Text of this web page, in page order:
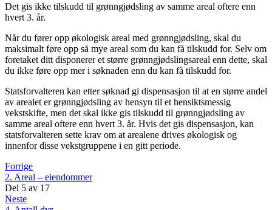
Det gis ikke tilskudd til grønngjødsling av samme areal oftere enn
hvert 3. år.
Når du fører opp økologisk areal med grønngjødsling, skal du
maksimalt føre opp så mye areal som du kan få tilskudd for. Selv om
foretaket ditt disponerer et større grønngjødslingsareal enn dette, skal
du ikke føre opp mer i søknaden enn du kan få tilskudd for.
Statsforvalteren kan etter søknad gi dispensasjon til at en større andel
av arealet er grønngjødsling av hensyn til et hensiktsmessig
vekstskifte, men det skal ikke gis tilskudd til grønngjødsling av
samme areal oftere enn hvert 3. år. Hvis det gis dispensasjon, kan
statsforvalteren sette krav om at arealene drives økologisk og
innenfor disse vekstgruppene i en gitt periode.
Forrige
2. Areal – eiendommer
Del 5 av 17
Neste